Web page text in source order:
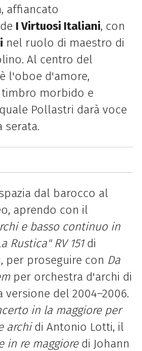
affiancato
I Virtuosi Italiani, con
nel ruolo di maestro di
Al centro del
l'oboe d'amore,
morbido e
Pollastri darà voce
serata.
dal barocco al
aprendo con il
e basso continuo in
Rustica" RV 151di
per proseguire con Da
per orchestra d'archi di
versione del 2004–2006.
in la maggiore per
archidi Antonio Lotti, il
in re maggioredi Johann